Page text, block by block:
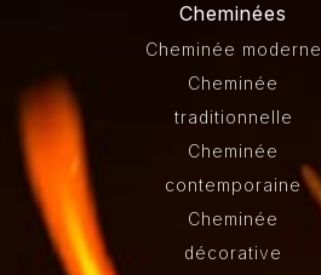
Cheminées
Cheminée moderne
Cheminée
traditionnelle
Cheminée
contemporaine
Cheminée
décorative